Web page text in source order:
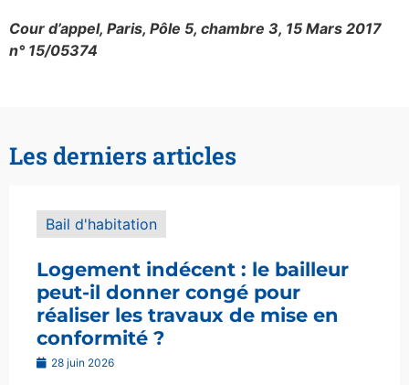
Cour d’appel, Paris, Pôle 5, chambre 3, 15 Mars 2017
n° 15/05374
Les derniers articles
Bail d'habitation
Logement indécent : le bailleur
peut-il donner congé pour
réaliser les travaux de mise en
conformité ?
28 juin 2026